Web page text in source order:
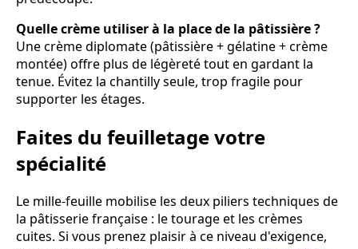
Quelle crème utiliser à la place de la pâtissière ?
Une crème diplomate (pâtissière + gélatine + crème
montée) offre plus de légèreté tout en gardant la
tenue. Évitez la chantilly seule, trop fragile pour
supporter les étages.
Faites du feuilletage votre
spécialité
Le mille-feuille mobilise les deux piliers techniques de
la pâtisserie française : le tourage et les crèmes
cuites. Si vous prenez plaisir à ce niveau d'exigence,